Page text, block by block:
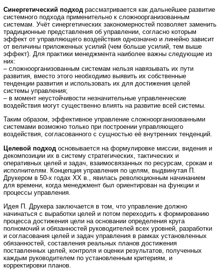
Синергетический подход рассматривается как дальнейшее развитие
системного подхода применительно к сложноорганизованным
системам. Учёт синергетических закономерностей позволяет заменить
традиционные представления об управлении, согласно которым
эффект от управляющего воздействия однозначно и линейно зависит
от величины приложенных усилий (чем больше усилий, тем выше
эффект). Для практики менеджмента наиболее важны следующие из
них:
– сложноорганизованным системам нельзя навязывать их пути
развития, вместо этого необходимо выявить их собственные
тенденции развития и использовать их для достижения целей
системы управления;
– в момент неустойчивости незначительные управленческие
воздействия могут существенно влиять на развитие всей системы.
Таким образом, эффективное управление сложноорганизованными
системами возможно только при построении управляющего
воздействия, согласованного с сущностью её внутренних тенденций.
Целевой подход основывается на формулировке миссии, видения и
декомпозиции их в систему стратегических, тактических и
оперативных целей и задач, взаимосвязанных по ресурсам, срокам и
исполнителям. Концепция управления по целям, выдвинутая П.
Друкером в 50-х годах ХХ в., явилась революционным начинанием
для времени, когда менеджмент был ориентирован на функции и
процессы управления.
Идея П. Друкера заключается в том, что управление должно
начинаться с выработки целей и потом переходить к формированию
процесса достижения цели на основании определения круга
полномочий и обязанностей руководителей всех уровней, разработки
и согласования целей и задач управления в рамках установленных
обязанностей, составления реальных планов достижения
поставленных целей, контроля и оценки результатов, полученных
каждым руководителем по установленным критериям, и
корректировки планов.